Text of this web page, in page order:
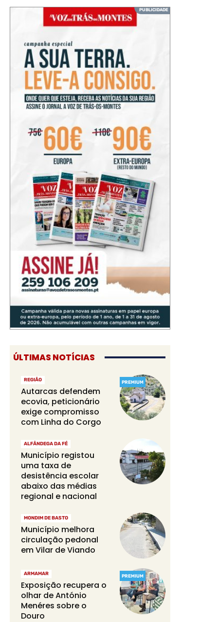
ÚLTIMAS NOTÍCIAS
PREMIUM
REGIÃO
Autarcas defendem
ecovia, peticionário
exige compromisso
com Linha do Corgo
ALFÂNDEGA DA FÉ
Município registou
uma taxa de
desistência escolar
abaixo das médias
regional e nacional
MONDIM DE BASTO
Município melhora
circulação pedonal
em Vilar de Viando
PREMIUM
ARMAMAR
Exposição recupera o
olhar de António
Menéres sobre o
Douro